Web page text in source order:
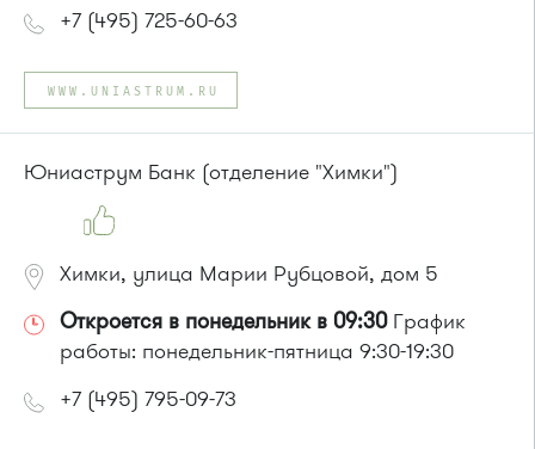
+7 (495) 725-60-63
WWW.UNIASTRUM.RU
Юниаструм Банк (отделение "Химки")
Химки, улица Марии Рубцовой, дом 5
Откроется в понедельник в 09:30График
работы: понедельник-пятница 9:30-19:30
+7 (495) 795-09-73